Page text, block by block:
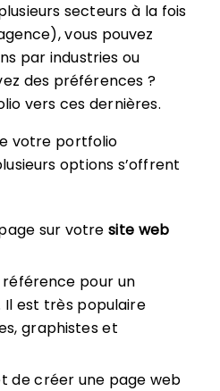
secteurs à la fois
vous pouvez
par industries ou
des préférences ?
vers ces dernières.
votre portfolio
options s’offrent
sur votresite web
référence pour un
Il est très populaire
graphistes et
de créer une page web